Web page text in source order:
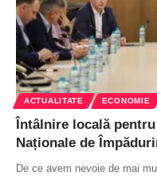
ACTUALITATE ECONOMIE
Întâlnire locală
Naționale de
De ce avem nevoie de mai